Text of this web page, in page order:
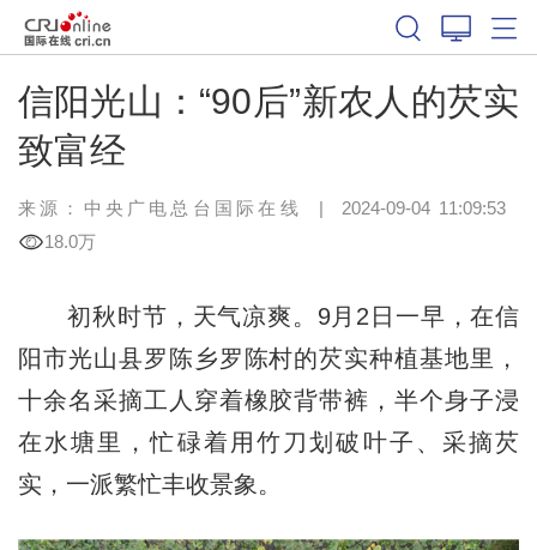
信阳光山：“90后”新农人的芡实
致富经
来源：中央广电总台国际在线 | 2024-09-04 11:09:53
18.0万
初秋时节，天气凉爽。9月2日一早，在信
阳市光山县罗陈乡罗陈村的芡实种植基地里，
十余名采摘工人穿着橡胶背带裤，半个身子浸
在水塘里，忙碌着用竹刀划破叶子、采摘芡
实，一派繁忙丰收景象。